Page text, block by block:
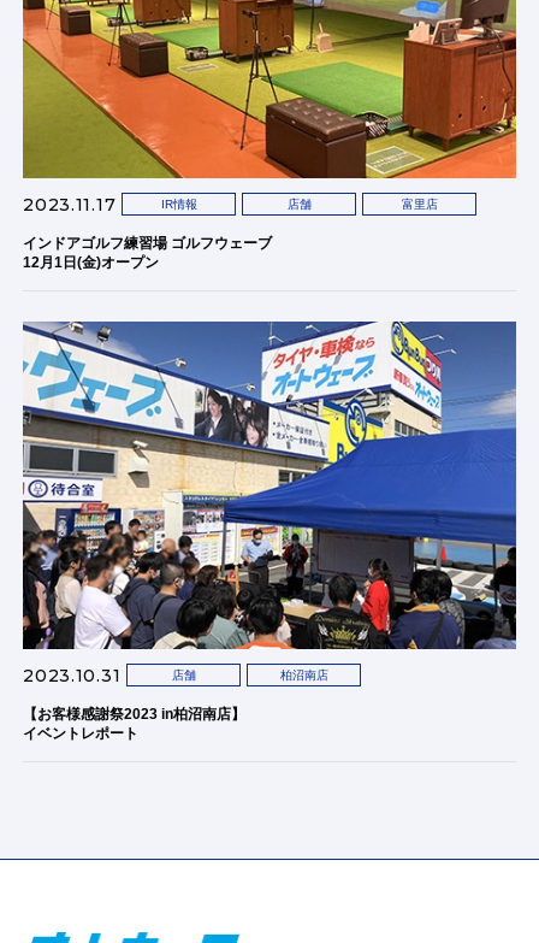
2023.11.17 IR情報 店舗 富里店
インドアゴルフ練習場 ゴルフウェーブ
12月1日(金)オープン
2023.10.31 店舗 柏沼南店
【お客様感謝祭2023 in柏沼南店】
イベントレポート